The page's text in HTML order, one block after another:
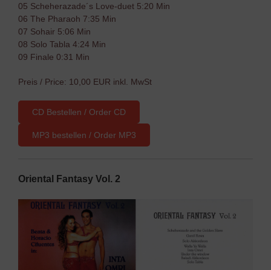
05 Scheherazade´s Love-duet 5:20 Min
06 The Pharaoh 7:35 Min
07 Sohair 5:06 Min
08 Solo Tabla 4:24 Min
09 Finale 0:31 Min
Preis / Price: 10,00 EUR inkl. MwSt
CD Bestellen / Order CD
MP3 bestellen / Order MP3
Oriental Fantasy Vol. 2